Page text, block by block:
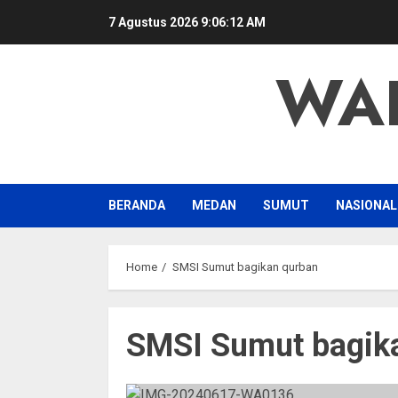
7 Agustus 2026 9:06:13 AM
BERANDA MEDAN SUMUT NASIONAL
Home SMSI Sumut bagikan qurban
SMSI Sumut